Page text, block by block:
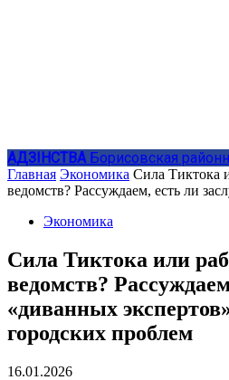
АДЗIНСТВА Борисовская
Главная Экономика Сила Тиктока
ведомств? Рассуждаем, есть ли
Экономика
Сила Тиктока или
ведомств?
«диванных
городских проблем
16.01.2026